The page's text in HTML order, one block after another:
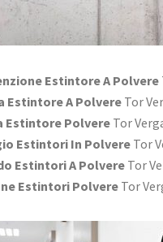
Estintore A Polvere
Estintore A Polvere Tor
Estintore PolvereTor
Estintori In Polvere Tor
Estintori A Polvere Tor
Estintori Polvere Tor